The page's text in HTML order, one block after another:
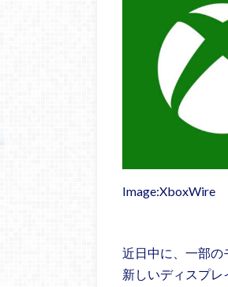
Image:XboxWire
近日中に、一部の
新しいディスプレ